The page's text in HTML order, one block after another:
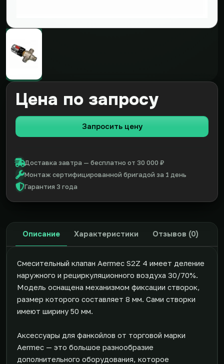
Цена по запросу
Запросить цену
Доставка завтра — бесплатно от 30 000 ₽
Монтаж сертифицированной бригадой за 1 день
Гарантия 3 года
Описание Характеристики Отзывов (0)
Смесительный клапан Aermec S2Z 4 имеет деление
наружного и рециркуляционного воздуха 30/70%.
Модель оснащена механизмом фиксации створок,
размер которого составляет 8 мм. Сами створки
имеют ширину 50 мм.
Аксессуары для фанкойлов от торговой марки
Aermec — это большое разнообразие
дополнительного оборудования, которое